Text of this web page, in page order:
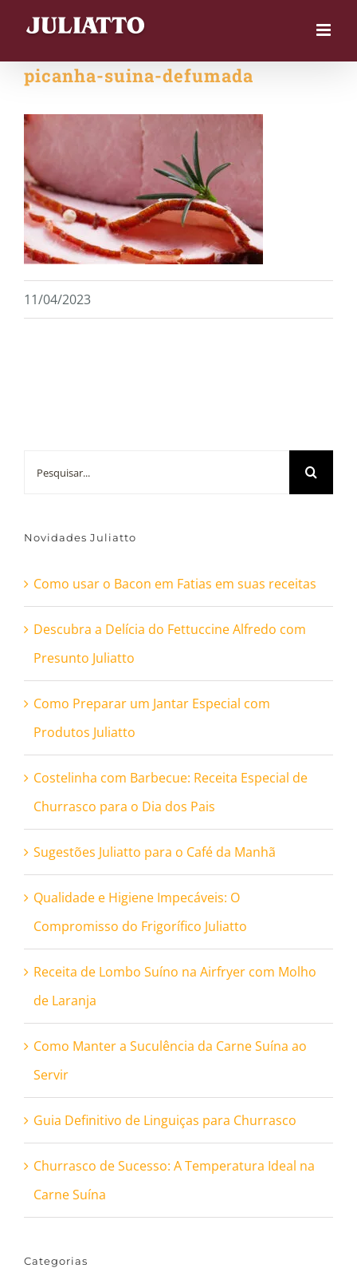
contentpicanha-suina-defumada
11/04/2023
Novidades Juliatto
Como usar o Bacon em Fatias em suas receitas
Descubra a Delícia do Fettuccine Alfredo com
Presunto Juliatto
Como Preparar um Jantar Especial com
Produtos Juliatto
Costelinha com Barbecue: Receita Especial de
Churrasco para o Dia dos Pais
Sugestões Juliatto para o Café da Manhã
Qualidade e Higiene Impecáveis: O
Compromisso do Frigorífico Juliatto
Receita de Lombo Suíno na Airfryer com Molho
de Laranja
Como Manter a Suculência da Carne Suína ao
Servir
Guia Definitivo de Linguiças para Churrasco
Churrasco de Sucesso: A Temperatura Ideal na
Carne Suína
Categorias